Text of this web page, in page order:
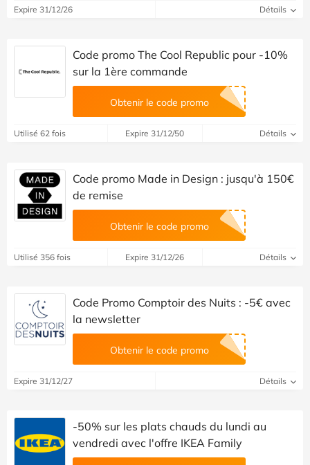
Expire 31/12/26 Détails
Code promo The Cool Republic pour -10%
sur la 1ère commande
Obtenir le code promo
Utilisé 62 fois Expire 31/12/50 Détails
Code promo Made in Design : jusqu'à 150€
de remise
Obtenir le code promo
Utilisé 356 fois Expire 31/12/26 Détails
Code Promo Comptoir des Nuits : -5€ avec
la newsletter
Obtenir le code promo
Expire 31/12/27 Détails
-50% sur les plats chauds du lundi au
vendredi avec l'offre IKEA Family